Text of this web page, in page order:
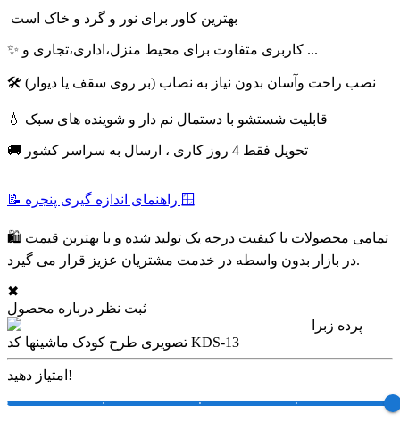
✨ کاربری متفاوت برای محیط منزل،اداری،تجاری و ...
🛠 نصب راحت وآسان بدون نیاز به نصاب (بر روی سقف یا دیوار)
💧 قابلیت شستشو با دستمال نم دار و شوینده های سبک
🚚 تحویل فقط 4 روز کاری ، ارسال به سراسر کشور
📝 راهنمای اندازه گیری پنجره 🪟
🛍 تمامی محصولات با کیفیت درجه یک تولید شده و با بهترین قیمت
در بازار بدون واسطه در خدمت مشتریان عزیز قرار می گیرد.
✖
ثبت نظر درباره محصول
پرده زبرا
تصویری طرح کودک ماشینها کد KDS-13
امتیاز دهید!